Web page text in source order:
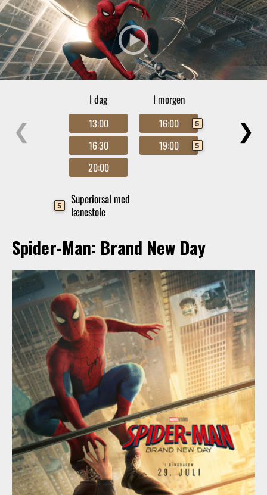
❮
I dag
13:00
16:30
20:00
I morgen
16:00 5
19:00 5
❯
5
Superiorsal med
lænestole
Spider-Man: Brand New Day